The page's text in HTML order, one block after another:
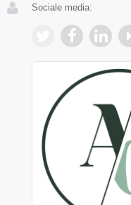
Sociale media: